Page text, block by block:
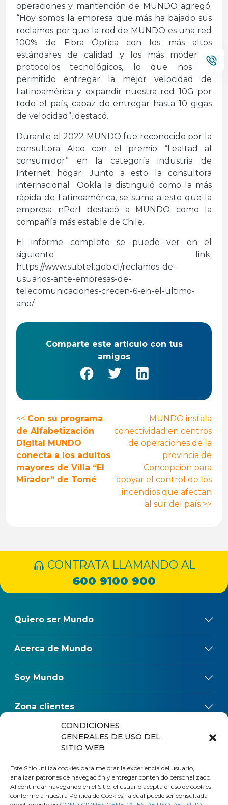
CONDICIONES
GENERALES DE USO DEL
SITIO WEB
Este Sitio utiliza cookies para mejorar la experiencia del usuario,
analizar patrones de navegación y entregar contenido personalizado.
Al continuar navegando en el Sitio, el usuario acepta el uso de cookies
conforme a nuestra Política de Cookies, la cual puede ser consultada
operaciones y mantención de MUNDO agregó:
“Hoy somos la empresa que más ha bajado sus
reclamos por que la red de MUNDO es una red
100% de Fibra Óptica con los más altos
estándares de calidad y los más modernos
protocolos tecnológicos, lo que nos ha
permitido entregar la mejor velocidad de
Latinoamérica y expandir nuestra red 10G por
todo el país, capaz de entregar hasta 10 gigas
de velocidad”, destacó.
Durante el 2022 MUNDO fue reconocido por la
consultora Alco con el premio “Lealtad al
consumidor” en la categoría industria de
Internet hogar. Junto a esto la consultora
internacional Ookla la distinguió como la más
rápida de Latinoamérica, se suma a esto que la
empresa nPerf destacó a MUNDO como la
compañía más estable de Chile.
El informe completo se puede ver en el
siguiente link.
https://www.subtel.gob.cl/reclamos-de-
usuarios-ante-empresas-de-
telecomunicaciones-crecen-6-en-el-ultimo-
ano/
Comparte este artículo con tus
amigos
Navegación
de
entradas
<< Con su programa
de Alfabetización
Digital MUNDO
conecta a los adultos
mayores de Villa “El
Mirador” de Tomé
MUNDO instala
conectividad en centros
de operaciones de la
provincia de
Concepción para
apoyar el control de los
incendios que afectan
al sur del país >>
CONTRATA LLAMANDO AL
600 9100 900
Quiero ser Mundo
Acerca de Mundo
Soy Mundo
Zona clientes
Regulaciones